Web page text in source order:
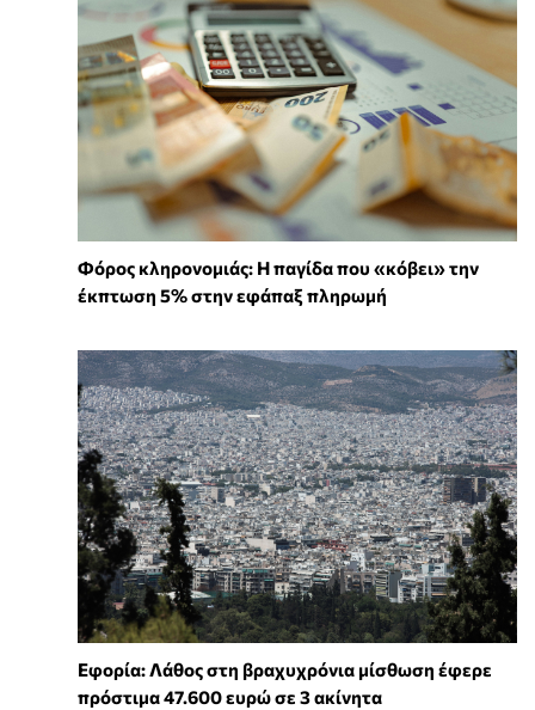
Φόρος κληρονομιάς: Η παγίδα που «κόβει» την
έκπτωση 5% στην εφάπαξ πληρωμή
Εφορία: Λάθος στη βραχυχρόνια μίσθωση έφερε
πρόστιμα 47.600 ευρώ σε 3 ακίνητα